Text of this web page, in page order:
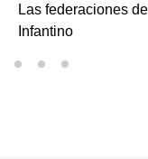
Las federaciones
Infantino